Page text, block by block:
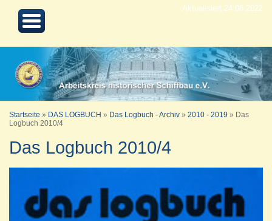
Aktualisiert 24.08.2022
Startseite » DAS LOGBUCH » Das Logbuch - Archiv » 2010 - 2019 »
Das
Logbuch 2010/4
Das Logbuch 2010/4